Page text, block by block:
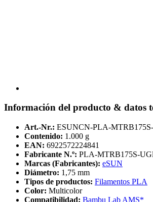
Información del producto & datos
Art.-Nr.: ESUNCN-PLA-
Contenido: 1.000 g
EAN: 6922572224841
Fabricante N.º: PLA-MTRB175S-
Marcas (Fabricantes): eSUN
Diámetro: 1,75 mm
Tipos de productos: Filamentos PLA
Color: Multicolor
Compatibilidad: Bambu Lab AMS*